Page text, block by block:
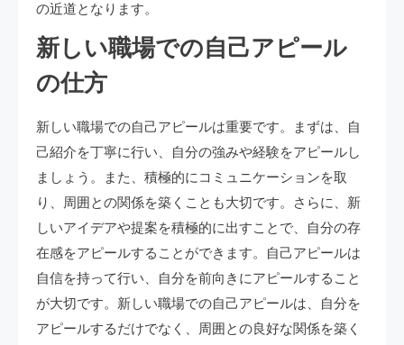
の近道となります。
新しい職場での自己アピール
の仕方
新しい職場での自己アピールは重要です。まずは、自
己紹介を丁寧に行い、自分の強みや経験をアピールし
ましょう。また、積極的にコミュニケーションを取
り、周囲との関係を築くことも大切です。さらに、新
しいアイデアや提案を積極的に出すことで、自分の存
在感をアピールすることができます。自己アピールは
自信を持って行い、自分を前向きにアピールすること
が大切です。新しい職場での自己アピールは、自分を
アピールするだけでなく、周囲との良好な関係を築く